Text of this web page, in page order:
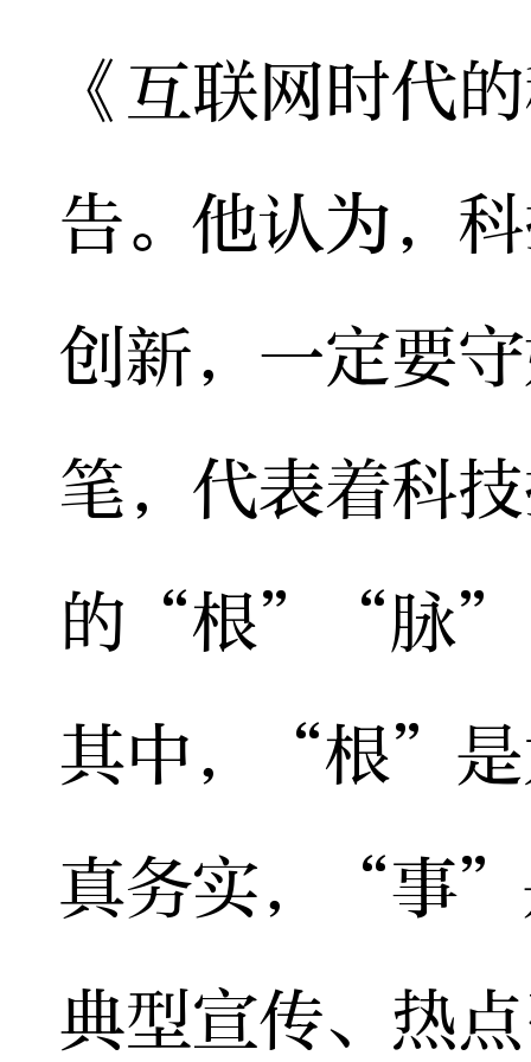
《互联网时代
告。他认为，
创新，一定要
笔，代表着科
的“根”“脉
其中，“根”
真务实，“事
典型宣传、热